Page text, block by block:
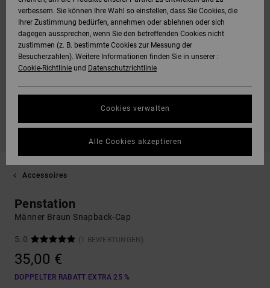
Accessoires
Penstation
Männer Braun Snapback-Cap
5.0 (1 BEWERTUNGEN)
35,00 €
DOPPELTER RABATT EXTRA 25 %
verbessern. Sie können Ihre Wahl so einstellen, dass Sie Cookies, die
Ihrer Zustimmung bedürfen, annehmen oder ablehnen oder sich
dagegen aussprechen, wenn Sie den betreffenden Cookies nicht
zustimmen (z. B. bestimmte Cookies zur Messung der
Besucherzahlen). Weitere Informationen finden Sie in unserer :
Cookie-Richtlinie und Datenschutzrichtlinie
Cookies verwalten
Alle Cookies akzeptieren